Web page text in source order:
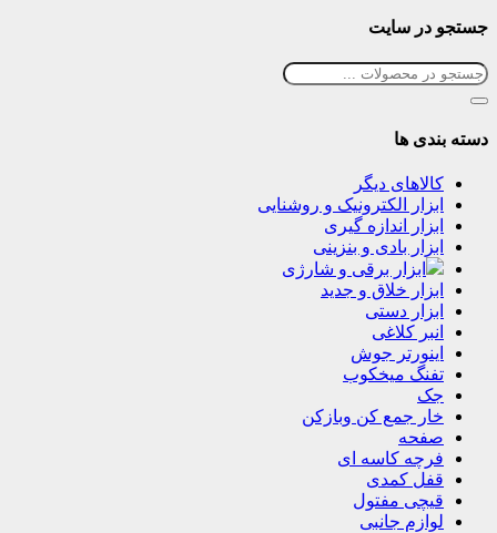
جستجو در سایت
دسته بندی ها
کالاهای دیگر
ابزار الکترونیک و روشنایی
ابزار اندازه گیری
ابزار بادی و بنزینی
ابزار برقی و شارژی
ابزار خلاق و جدید
ابزار دستی
انبر کلاغی
اینورتر جوش
تفنگ میخکوب
جک
خار جمع کن وبازکن
صفحه
فرچه کاسه ای
قفل کمدی
قیچی مفتول
لوازم جانبی